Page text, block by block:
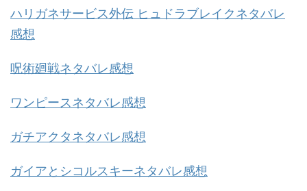
ハリガネサービス外伝 ヒュドラブレイクネタバレ
感想
呪術廻戦ネタバレ感想
ワンピースネタバレ感想
ガチアクタネタバレ感想
ガイアとシコルスキーネタバレ感想